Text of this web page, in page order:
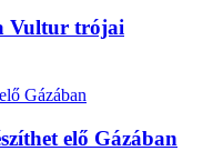
Vultur trójai
elő Gázában